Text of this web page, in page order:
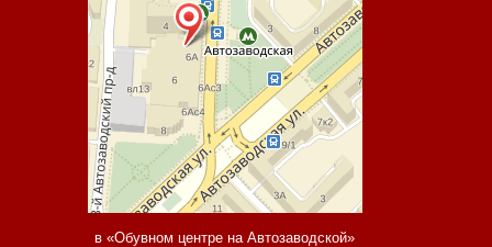
в «Обувном центре на Автозаводской»